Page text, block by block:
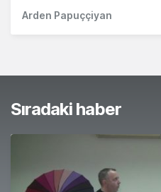
Arden Papuççiyan
Sıradaki haber